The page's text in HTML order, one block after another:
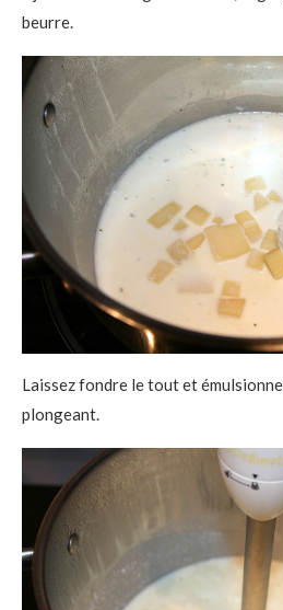
beurre.
Laissez fondre le tout et
plongeant.